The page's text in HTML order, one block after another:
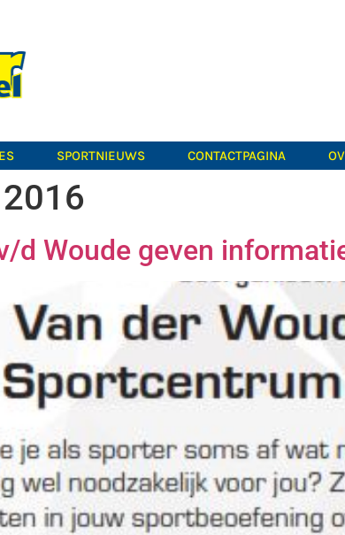
SPORTNIEUWS CONTACTPAGINA
d Woude geven